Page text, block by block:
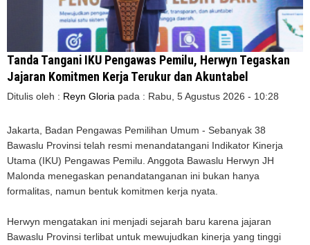
Tanda Tangani IKU Pengawas Pemilu, Herwyn Tegaskan
Jajaran Komitmen Kerja Terukur dan Akuntabel
Ditulis oleh : Reyn Gloria pada : Rabu, 5 Agustus 2026 - 10:28
Jakarta, Badan Pengawas Pemilihan Umum - Sebanyak 38
Bawaslu Provinsi telah resmi menandatangani Indikator Kinerja
Utama (IKU) Pengawas Pemilu. Anggota Bawaslu Herwyn JH
Malonda menegaskan penandatanganan ini bukan hanya
formalitas, namun bentuk komitmen kerja nyata.
Herwyn mengatakan ini menjadi sejarah baru karena jajaran
Bawaslu Provinsi terlibat untuk mewujudkan kinerja yang tinggi